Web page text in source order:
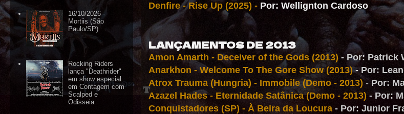
Denfire - Rise Up (2025) - Por: Wellignton Cardoso
LANÇAMENTOS DE 2013
Amon Amarth - Deceiver of the Gods (2013) - Por: Patrick
Anarkhon - Welcome To The Gore Show (2013) - Por:
Atrox Trauma (Hungria) - Immobile (Demo - 2013) - Por:
Azazel Hades - Eternidade Satânica (Demo - 2013) - Por:
Conquistadores (SP) - À Beira da Loucura - Por: Junior
16/10/2026 -
Mortiis (São
Paulo/SP)
Rocking Riders
lança "Deathrider"
em show especial
em Contagem com
Scalped e
Odisseia